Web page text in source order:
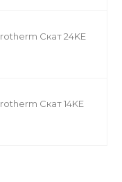
Скат 24KЕ
Скат 14KЕ